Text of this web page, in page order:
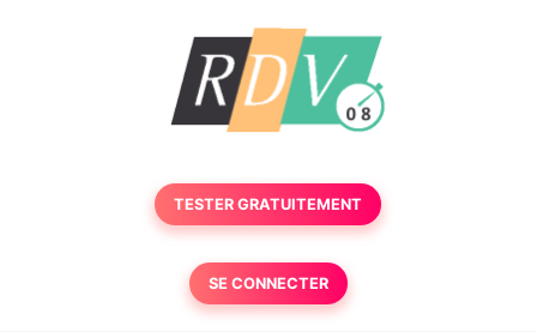
TESTER GRATUITEMENT
SE CONNECTER